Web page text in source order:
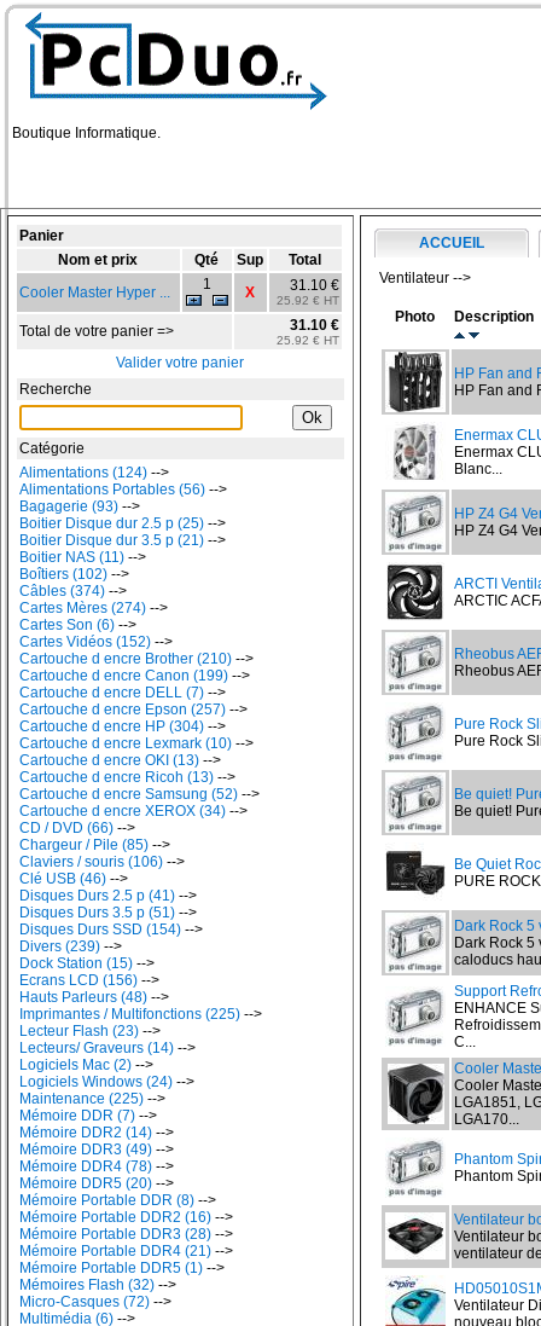
Boutique Informatique.
Panier
Nom et prix
Qté Sup
Total
Cooler Master Hyper ...
1 X 31.10 €
25.92 € HT
Total de votre panier => 31.10 €
25.92 € HT
Valider votre panier
Recherche
Catégorie
Alimentations (124) -->
Alimentations Portables (56) -->
Bagagerie (93) -->
Boitier Disque dur 2.5 p (25) -->
Boitier Disque dur 3.5 p (21) -->
Boitier NAS (11) -->
Boîtiers (102) -->
Câbles (374) -->
Cartes Mères (274) -->
Cartes Son (6) -->
Cartes Vidéos (152) -->
Cartouche d encre Brother (210) -->
Cartouche d encre Canon (199) -->
Cartouche d encre DELL (7) -->
Cartouche d encre Epson (257) -->
Cartouche d encre HP (304) -->
Cartouche d encre Lexmark (10) -->
Cartouche d encre OKI (13) -->
Cartouche d encre Ricoh (13) -->
Cartouche d encre Samsung (52) -->
Cartouche d encre XEROX (34) -->
CD / DVD (66) -->
Chargeur / Pile (85) -->
Claviers / souris (106) -->
Clé USB (46) -->
Disques Durs 2.5 p (41) -->
Disques Durs 3.5 p (51) -->
Disques Durs SSD (154) -->
Divers (239) -->
Dock Station (15) -->
Ecrans LCD (156) -->
Hauts Parleurs (48) -->
Imprimantes / Multifonctions (225) -->
Lecteur Flash (23) -->
Lecteurs/ Graveurs (14) -->
Logiciels Mac (2) -->
Logiciels Windows (24) -->
Maintenance (225) -->
Mémoire DDR (7) -->
Mémoire DDR2 (14) -->
Mémoire DDR3 (49) -->
Mémoire DDR4 (78) -->
Mémoire DDR5 (20) -->
Mémoire Portable DDR (8) -->
Mémoire Portable DDR2 (16) -->
Mémoire Portable DDR3 (28) -->
Mémoire Portable DDR4 (21) -->
Mémoire Portable DDR5 (1) -->
Mémoires Flash (32) -->
Micro-Casques (72) -->
Multimédia (6) -->
ACCUEIL
Ventilateur -->
Photo Description
HP Fan and
HP Fan and
Enermax
Enermax
Blanc...
HP Z4 G4
HP Z4 G4
ARCTI
ARCTIC
Rheobus
Rheobus
Pure Rock
Pure Rock
Be quiet!
Be quiet!
Be Quiet
PURE
Dark Rock 5
Dark Rock
caloducs
Support
ENHANCE
C...
Cooler
Cooler
LGA1851,
LGA170...
Phantom
Phantom
Ventilateur
Ventilateur
ventilateur
Ventilateur
nouveau